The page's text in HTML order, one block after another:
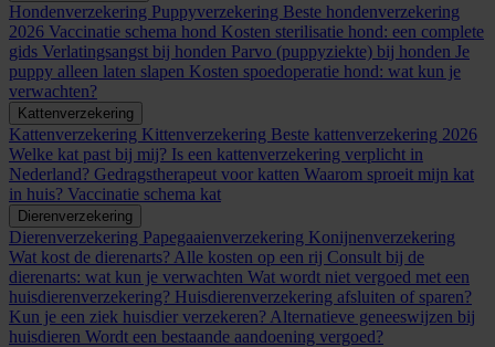
Hondenverzekering Puppyverzekering Beste hondenverzekering
2026 Vaccinatie schema hond Kosten sterilisatie hond: een complete
gids Verlatingsangst bij honden Parvo (puppyziekte) bij honden Je
puppy alleen laten slapen Kosten spoedoperatie hond: wat kun je
verwachten?
Kattenverzekering
Kattenverzekering Kittenverzekering Beste kattenverzekering 2026
Welke kat past bij mij? Is een kattenverzekering verplicht in
Nederland? Gedragstherapeut voor katten Waarom sproeit mijn kat
in huis? Vaccinatie schema kat
Dierenverzekering
Dierenverzekering Papegaaienverzekering Konijnenverzekering
Wat kost de dierenarts? Alle kosten op een rij Consult bij de
dierenarts: wat kun je verwachten Wat wordt niet vergoed met een
huisdierenverzekering? Huisdierenverzekering afsluiten of sparen?
Kun je een ziek huisdier verzekeren? Alternatieve geneeswijzen bij
huisdieren Wordt een bestaande aandoening vergoed?